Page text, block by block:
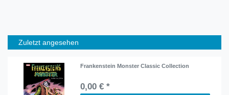
Zuletzt angesehen
Frankenstein Monster Classic Collection
0,00 € *